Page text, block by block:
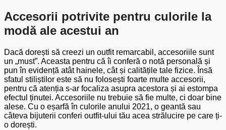
Accesorii potrivite pentru culorile la
modă ale acestui an
Dacă dorești să creezi un outfit remarcabil, accesoriile sunt
un „must”. Aceasta pentru că îi conferă o notă personală și
pun în evidență atât hainele, cât și calitățile tale fizice. Însă
sfatul stiliștilor este să nu folosești foarte multe accesorii,
pentru că atenția s-ar focaliza asupra acestora și ai estompa
efectul ținutei. Accesoriile nu trebuie să fie multe, ci doar bine
alese. Cu o eșarfă în culorile anului 2021, o geantă sau
câteva bijuterii conferi outfit-ului tău acea strălucire pe care ți-
o dorești.